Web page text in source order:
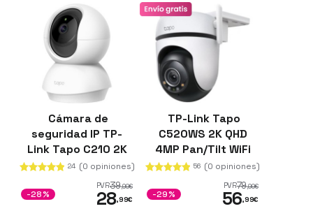
Cámara de
seguridad IP TP-
Link Tapo C210 2K
360º Blanco
24 (0 opiniones)
PVR39,99€
28,99€
-28%
TP-Link Tapo
C520WS 2K QHD
4MP Pan/Tilt WiFi
Blanco
56 (0 opiniones)
PVR79,99€
56,99€
-29%